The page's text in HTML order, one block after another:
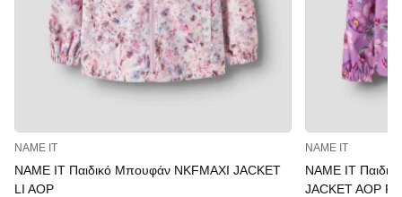
NAME IT
NAME IT Παιδικό Μπουφάν NKFMAXI JACKET
LI AOP
NAME IT
NAME IT
JACKET AOP